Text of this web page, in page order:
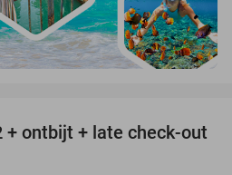
39%
+ ontbijt + late check-out